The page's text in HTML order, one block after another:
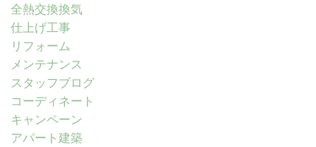
全熱交換換気
仕上げ工事
リフォーム
メンテナンス
スタッフブログ
コーディネート
キャンペーン
アパート建築